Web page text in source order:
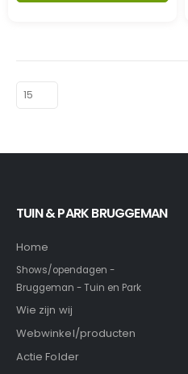
TUIN & PARK BRUGGEMAN
Home
Shows/opendagen -
Bruggeman - Tuin en Park
Wie zijn wij
Webwinkel/producten
Actie Folder